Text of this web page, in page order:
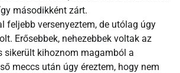
másodikként zárt.
feljebb versenyeztem, de utólag úgy
Erősebbek, nehezebbek voltak az
sikerült kihoznom magamból a
meccs után úgy éreztem, hogy nem